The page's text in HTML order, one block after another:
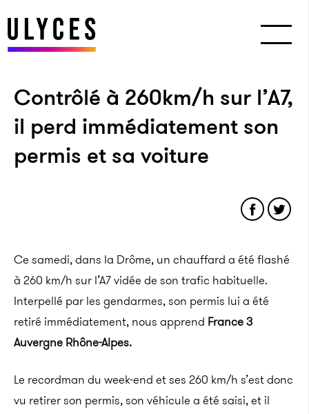
Contrôlé à 260km/h sur l’A7,
il perd immédiatement son
permis et sa voiture
Ce samedi, dans la Drôme, un chauffard a été flashé
à 260 km/h sur l’A7 vidée de son trafic habituelle.
Interpellé par les gendarmes, son permis lui a été
retiré immédiatement, nous apprend France 3
Auvergne Rhône-Alpes.
Le recordman du week-end et ses 260 km/h s’est donc
vu retirer son permis, son véhicule a été saisi, et il